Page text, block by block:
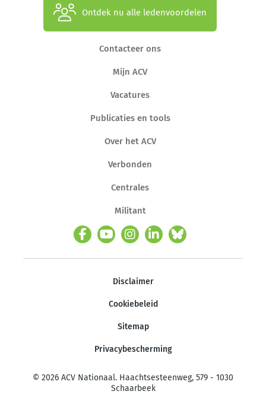
Ontdek nu alle ledenvoordelen
Contacteer ons
Mijn ACV
Vacatures
Publicaties en tools
Over het ACV
Verbonden
Centrales
Militant
Disclaimer
Cookiebeleid
Sitemap
Privacybescherming
© 2026 ACV Nationaal. Haachtsesteenweg, 579 - 1030
Schaarbeek